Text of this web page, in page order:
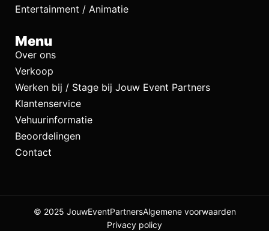
Entertainment / Animatie
Menu
Over ons
Verkoop
Werken bij / Stage bij Jouw Event Partners
Klantenservice
Vehuurinformatie
Beoordelingen
Contact
© 2025 JouwEventPartnersAlgemene voorwaarden
Privacy policy